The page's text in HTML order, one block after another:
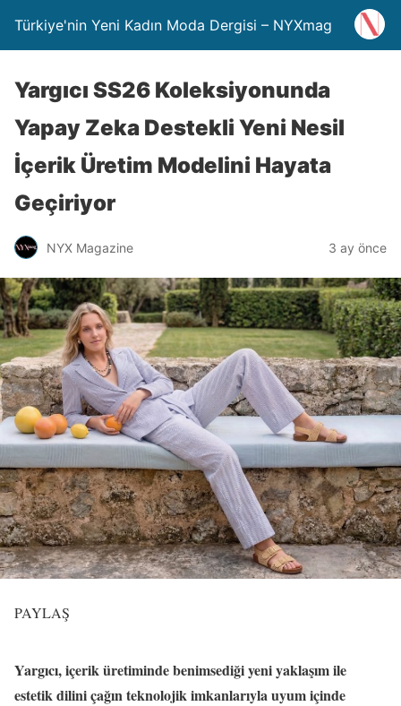
Türkiye'nin Yeni Kadın Moda Dergisi – NYXmag
Yargıcı SS26 Koleksiyonunda
Yapay Zeka Destekli Yeni Nesil
İçerik Üretim Modelini Hayata
Geçiriyor
NYX Magazine 3 ay önce
PAYLAŞ
Yargıcı, içerik üretiminde benimsediği yeni yaklaşım ile
estetik dilini çağın teknolojik imkanlarıyla uyum içinde